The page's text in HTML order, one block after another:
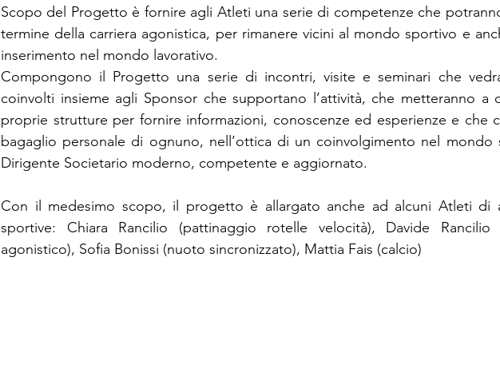
Scopo del Progetto è fornire agli Atleti una serie di competenze che
termine della carriera agonistica, per rimanere vicini al mondo sportivo e
inserimento nel mondo lavorativo.
Compongono il Progetto una serie di incontri, visite e seminari che
coinvolti insieme agli Sponsor che supportano l’attività, che metteranno a
proprie strutture per fornire informazioni, conoscenze ed esperienze e che
bagaglio personale di ognuno, nell’ottica di un coinvolgimento nel mondo
Dirigente Societario moderno, competente e aggiornato.
Con il medesimo scopo, il progetto è allargato anche ad alcuni Atleti di
sportive: Chiara Rancilio (pattinaggio rotelle velocità), Davide Rancilio
agonistico), Sofia Bonissi (nuoto sincronizzato), Mattia Fais (calcio)